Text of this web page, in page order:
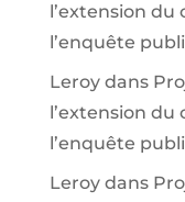
l’extension
l’enquête
Leroydans
l’extension
l’enquête
Leroydans